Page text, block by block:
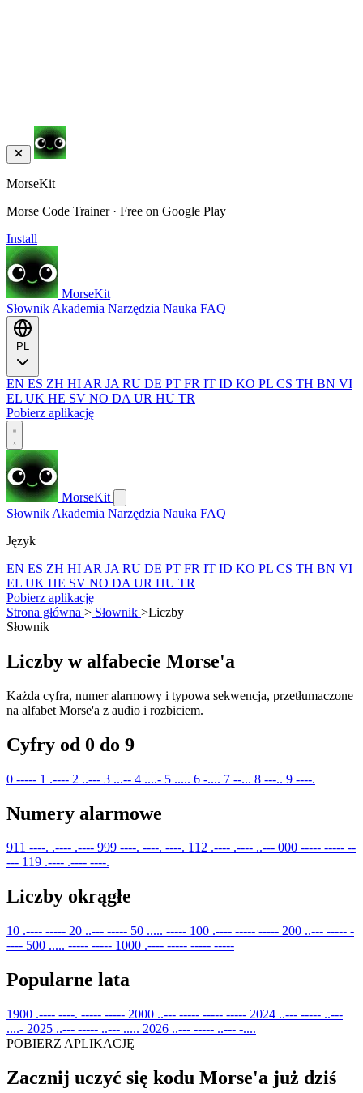
MorseKit
Morse Code Trainer · Free on Google Play
Install
MorseKit
Słownik Akademia Narzędzia Nauka FAQ
EN ES ZH HI AR JA RU DE PT FR IT ID KO PL CS TH BN VI
EL UK HE SV NO DA UR HU TR
Pobierz aplikację
MorseKit
Słownik Akademia Narzędzia Nauka FAQ
Język
EN ES ZH HI AR JA RU DE PT FR IT ID KO PL CS TH BN VI
EL UK HE SV NO DA UR HU TR
Pobierz aplikację
Strona główna > Słownik >Liczby
Słownik
Liczby w alfabecie Morse'a
Każda cyfra, numer alarmowy i typowa sekwencja, przetłumaczone
na alfabet Morse'a z audio i rozbiciem.
Cyfry od 0 do 9
0 ----- 1 .---- 2 ..--- 3 ...-- 4 ....- 5 ..... 6 -.... 7 --... 8 ---.. 9 ----.
Numery alarmowe
911 ----. .---- .---- 999 ----. ----. ----. 112 .---- .---- ..--- 000 ----- ----- --
--- 119 .---- .---- ----.
Liczby okrągłe
10 .---- ----- 20 ..--- ----- 50 ..... ----- 100 .---- ----- ----- 200 ..--- ----- -
---- 500 ..... ----- ----- 1000 .---- ----- ----- -----
Popularne lata
1900 .---- ----. ----- ----- 2000 ..--- ----- ----- ----- 2024 ..--- ----- ..---
....- 2025 ..--- ----- ..--- ..... 2026 ..--- ----- ..--- -....
POBIERZ APLIKACJĘ
Zacznij uczyć się kodu Morse'a już dziś